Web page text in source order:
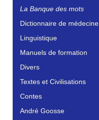
La Banque des mots
Dictionnaire de médecine
Linguistique
Manuels de formation
Divers
Textes et Civilisations
Contes
André Goosse